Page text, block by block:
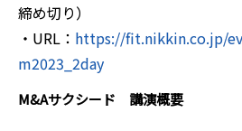
締め切り）
・URL： https://fit.nikkin.co.jp/
m2023_2day
M&Aサクシード 講演概要